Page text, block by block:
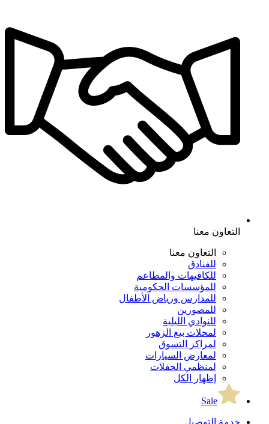
التعاون معنا
التعاون معنا
للفنادق
للكافيهات والمطاعم
للمؤسسات الحكومية
للمدارس ورياض الأطفال
للمصورين
للنوادي الليلية
لمحلات بيع الزهور
لمراكز التسوق
لمعارض السيارات
لمنظمي الحفلات
إظهار الكل
Sale